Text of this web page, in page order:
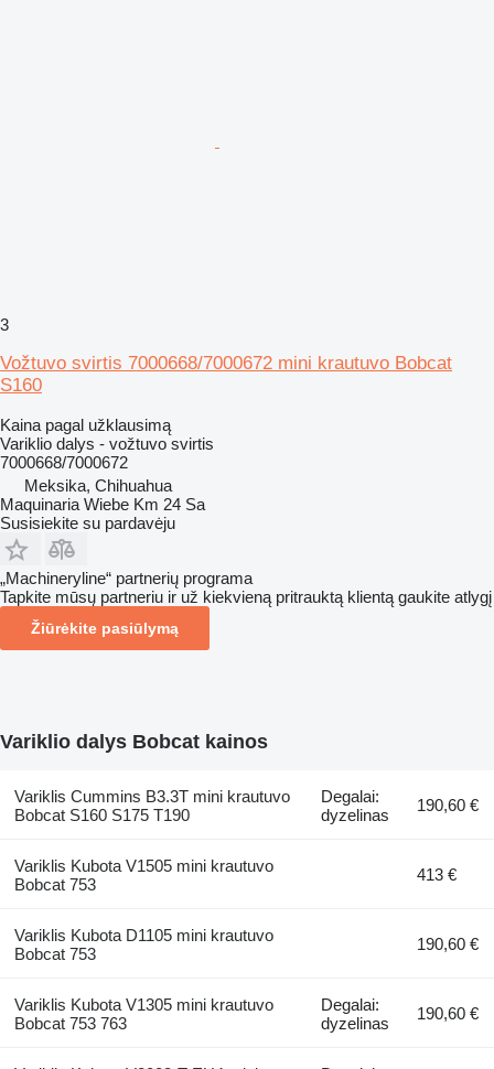
3
Vožtuvo svirtis 7000668/7000672 mini krautuvo Bobcat
S160
Kaina pagal užklausimą
Variklio dalys - vožtuvo svirtis
7000668/7000672
Meksika, Chihuahua
Maquinaria Wiebe Km 24 Sa
Susisiekite su pardavėju
„Machineryline“ partnerių programa
Tapkite mūsų partneriu ir už kiekvieną pritrauktą klientą gaukite atlygį
Žiūrėkite pasiūlymą
Variklio dalys Bobcat kainos
Variklis Cummins B3.3T mini krautuvo
Bobcat S160 S175 T190
Degalai:
dyzelinas
190,60 €
Variklis Kubota V1505 mini krautuvo
Bobcat 753
413 €
Variklis Kubota D1105 mini krautuvo
Bobcat 753
190,60 €
Variklis Kubota V1305 mini krautuvo
Bobcat 753 763
Degalai:
dyzelinas
190,60 €